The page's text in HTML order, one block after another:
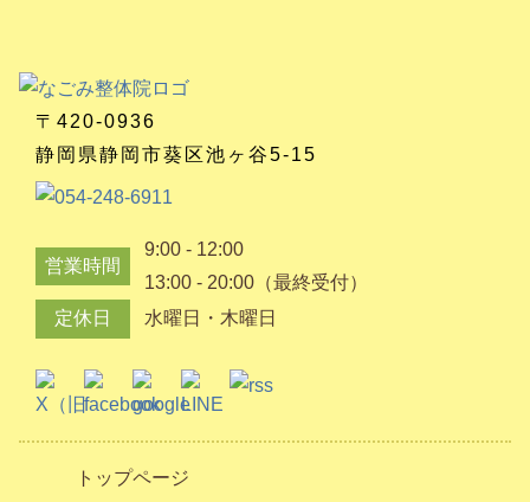
〒420-0936
静岡県静岡市葵区池ヶ谷5-15
営業時間
9:00 - 12:00
13:00 - 20:00（最終受付）
定休日
水曜日・木曜日
トップページ